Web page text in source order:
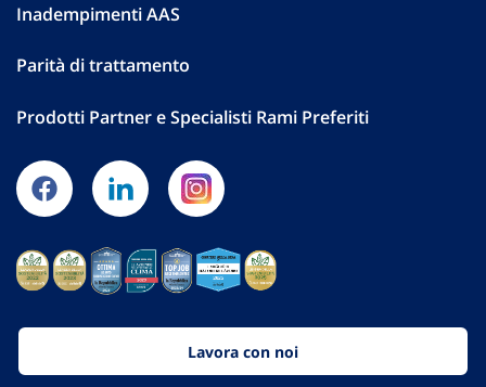
Inadempimenti AAS
Parità di trattamento
Prodotti Partner e Specialisti Rami Preferiti
Lavora con noi